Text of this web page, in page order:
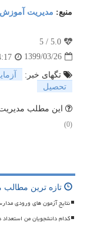
منبع: مدیریت آموزش
5.0
/
5
1399/03/26
تگهای خبر:
تحصیل
این مطلب مدیریت
(0)
تازه ترین مطالب
نتایج آزمون های ورودی
کدام دانشجویان من استعداد